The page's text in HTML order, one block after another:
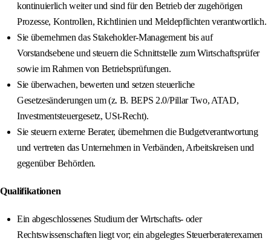
kontinuierlich weiter und sind für den Betrieb der zugehörigen
Prozesse, Kontrollen, Richtlinien und Meldepflichten verantwortlich.
Sie übernehmen das Stakeholder-Management bis auf
Vorstandsebene und steuern die Schnittstelle zum Wirtschaftsprüfer
sowie im Rahmen von Betriebsprüfungen.
Sie überwachen, bewerten und setzen steuerliche
Gesetzesänderungen um (z. B. BEPS 2.0/Pillar Two, ATAD,
Investmentsteuergesetz, USt‑Recht).
Sie steuern externe Berater, übernehmen die Budgetverantwortung
und vertreten das Unternehmen in Verbänden, Arbeitskreisen und
gegenüber Behörden.
Qualifikationen
Ein abgeschlossenes Studium der Wirtschafts- oder
Rechtswissenschaften liegt vor; ein abgelegtes Steuerberaterexamen